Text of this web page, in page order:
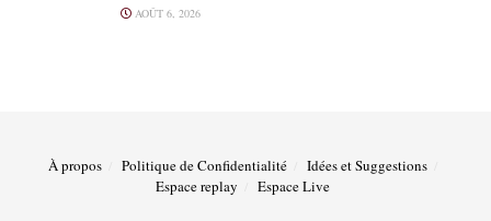
AOÛT 6, 2026
À propos Politique de Confidentialité
Idées et Suggestions
Espace replay
Espace Live